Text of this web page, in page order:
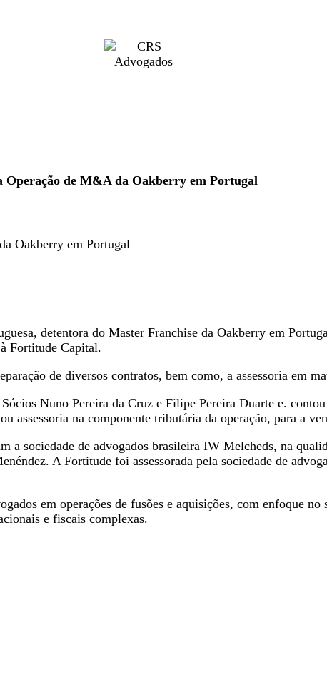
Operação de M&A da Oakberry em Portugal
Oakberry em Portugal
detentora do Master Franchise da Oakberry em
Fortitude Capital.
de diversos contratos, bem como, a assessoria em
Nuno Pereira da Cruz e Filipe Pereira Duarte e.
assessoria na componente tributária da operação, para a
a sociedade de advogados brasileira IW Melcheds, na
A Fortitude foi assessorada pela sociedade de
em operações de fusões e aquisições, com enfoque
e fiscais complexas.